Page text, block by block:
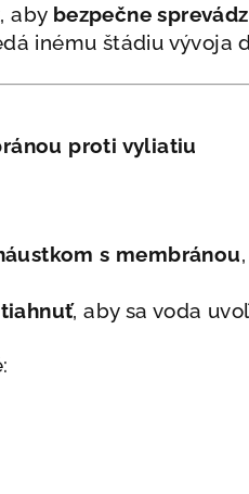
aby bezpečne
inému štádiu vývoja
proti vyliatiu
s membránou
, aby sa voda